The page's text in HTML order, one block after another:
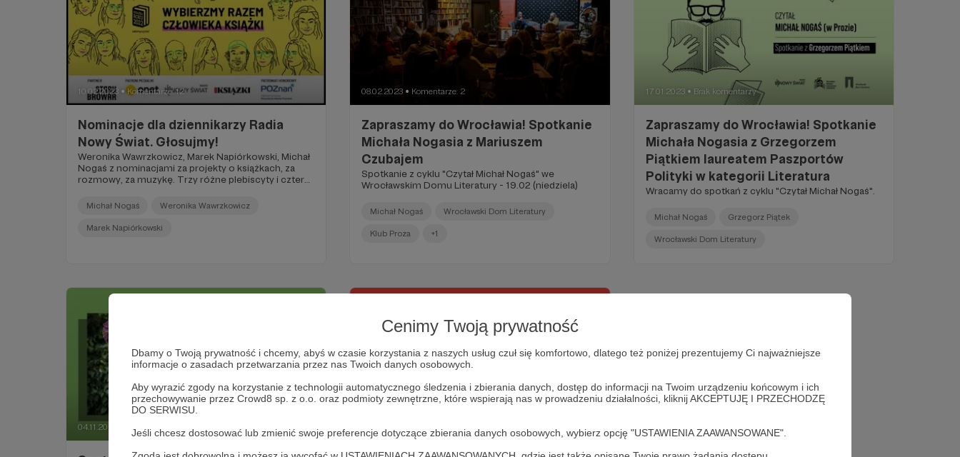
Cenimy Twoją prywatność
Dbamy o Twoją prywatność i chcemy, abyś w czasie korzystania z naszych usług czuł się komfortowo, dlatego też poniżej prezentujemy Ci najważniejsze
informacje o zasadach przetwarzania przez nas Twoich danych osobowych.
Aby wyrazić zgody na korzystanie z technologii automatycznego śledzenia i zbierania danych, dostęp do informacji na Twoim urządzeniu końcowym i ich
przechowywanie przez Crowd8 sp. z o.o. oraz podmioty zewnętrzne, które wspierają nas w prowadzeniu działalności, kliknij AKCEPTUJĘ I PRZECHODZĘ
DO SERWISU.
Jeśli chcesz dostosować lub zmienić swoje preferencje dotyczące zbierania danych osobowych, wybierz opcję "USTAWIENIA ZAAWANSOWANE".
10.02.2023 ● Komentarze: 12
Nominacje dla dziennikarzy Radia
Nowy Świat. Głosujmy!
Weronika Wawrzkowicz, Marek Napiórkowski, Michał
Nogaś z nominacjami za projekty o książkach, za
rozmowy, za muzykę. Trzy różne plebiscyty i cztery
Was o wsparcie i zagłosowanie.
Michał Nogaś Weronika Wawrzkowicz
Marek Napiórkowski
08.02.2023 ● Komentarze: 2
Zapraszamy do Wrocławia! Spotkanie
Michała Nogasia z Mariuszem
Czubajem
Spotkanie z cyklu "Czytał Michał Nogaś" we
Wrocławskim Domu Literatury - 19.02 (niedziela)
Michał Nogaś Wrocławski Dom Literatury
Klub Proza +1
17.01.2023 ● Brak komentarzy
Zapraszamy do Wrocławia! Spotkanie
Michała Nogasia z Grzegorzem
Piątkiem laureatem Paszportów
Polityki w kategorii Literatura
Wracamy do spotkań z cyklu "Czytał Michał Nogaś".
Michał Nogaś Grzegorz Piątek
Wrocławski Dom Literatury
04.11.2022 Brak komentarzy 25.10.2022 Komentarze: 1